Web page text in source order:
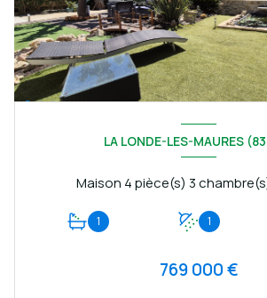
LA LONDE-LES-MAURES
1 1
769 000 €